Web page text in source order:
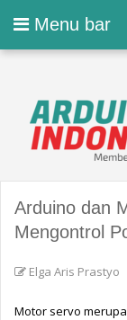
Menu bar
Arduino dan
Mengontrol
Elga Aris Prastyo
Motor servo